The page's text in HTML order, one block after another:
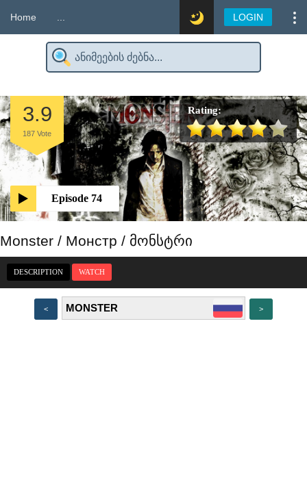
Home LOGIN
Episode 74
3.9
187 Vote
Rating:
Monster / Монстр / მონსტრი
DESCRIPTION WATCH
< >